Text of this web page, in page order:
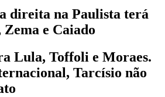
direita na Paulista terá
e Caiado
Lula, Toffoli e Moraes.
Tarcísio não